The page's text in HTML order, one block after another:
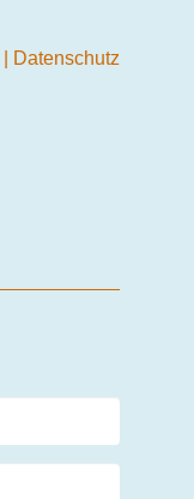
Datenschutz